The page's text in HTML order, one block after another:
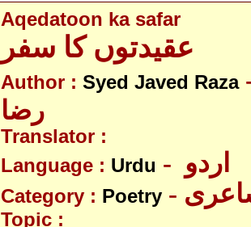
Aqedatoon ka safar
Author : Syed Javed Raza
رضا
Translator :
Language : Urdu
Category : Poetry
Topic :